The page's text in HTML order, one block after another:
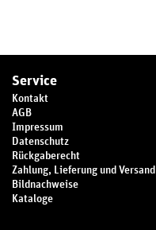
Service
Kontakt
AGB
Impressum
Datenschutz
Rückgaberecht
Zahlung, Lieferung und Versand
Bildnachweise
Kataloge